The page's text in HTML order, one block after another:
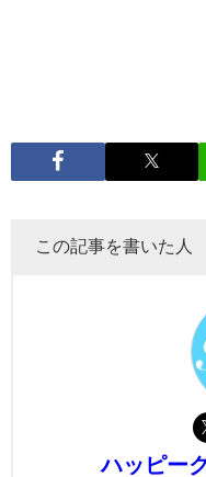
この記事を書いた人
ハッピー